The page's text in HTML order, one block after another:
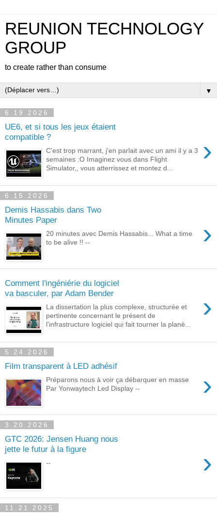
REUNION TECHNOLOGY
GROUP
to create rather than consume
▼
6.19.2026
UE6, et si tous les jeux étaient
compatible ?
›
C'est trop marrant, j'en parlait avec un ami il y a 3
semaines :O Imaginez vous dans Flight
Simulator,, vous atterrissez et montez d...
6.15.2026
Demis Hassabis dans Two
Minutes Paper
›
20 minutes avec Demis Hassabis... What a time
to be alive !! --
Comment l'ingéniérie du logiciel
va basculer, par Adam Bender
›
La dissertation la plus complexe, structurée et
pertinente concernant le présent de
l'infrastructure logiciel qui fait tourner la planè...
5.24.2026
Film transparent à LED adhésif
›
Préparons nous à voir ça débarquer en masse
Par Yonwaytech Led Display --
3.20.2026
GTC 2026: Jensen Huang nous
jette le futur à la figure
›
--
11.21.2025